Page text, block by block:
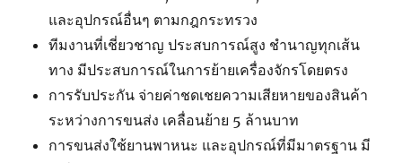
และอุปกรณ์อื่นๆ ตามกฎกระทรวง
ทีมงานที่เชี่ยวชาญ ประสบการณ์สูง ชำนาญทุกเส้น
ทาง มีประสบการณ์ในการย้ายเครื่องจักรโดยตรง
การรับประกัน จ่ายค่าชดเชยความเสียหายของสินค้า
ระหว่างการขนส่ง เคลื่อนย้าย 5 ล้านบาท
การขนส่งใช้ยานพาหนะ และอุปกรณ์ที่มีมาตรฐาน มี